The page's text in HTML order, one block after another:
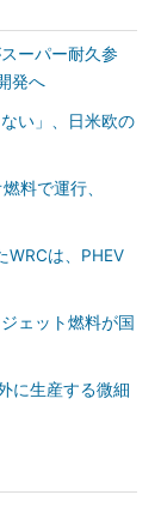
ーパー耐久参
発へ
い」、日米欧の
料で運行、
WRCは、PHEV
ェット燃料が国
に生産する微細